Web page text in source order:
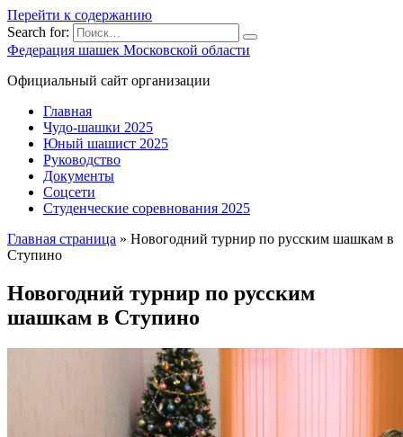
Перейти к содержанию
Search for:
Федерация шашек Московской области
Официальный сайт организации
Главная
Чудо-шашки 2025
Юный шашист 2025
Руководство
Документы
Соцсети
Студенческие соревнования 2025
Главная страница » Новогодний турнир по русским шашкам в
Ступино
Новогодний турнир по русским
шашкам в Ступино